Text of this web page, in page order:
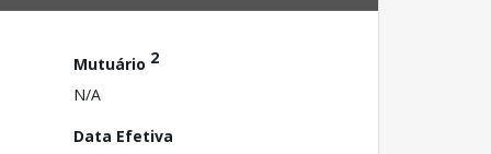
Mutuário 2
N/A
Data Efetiva